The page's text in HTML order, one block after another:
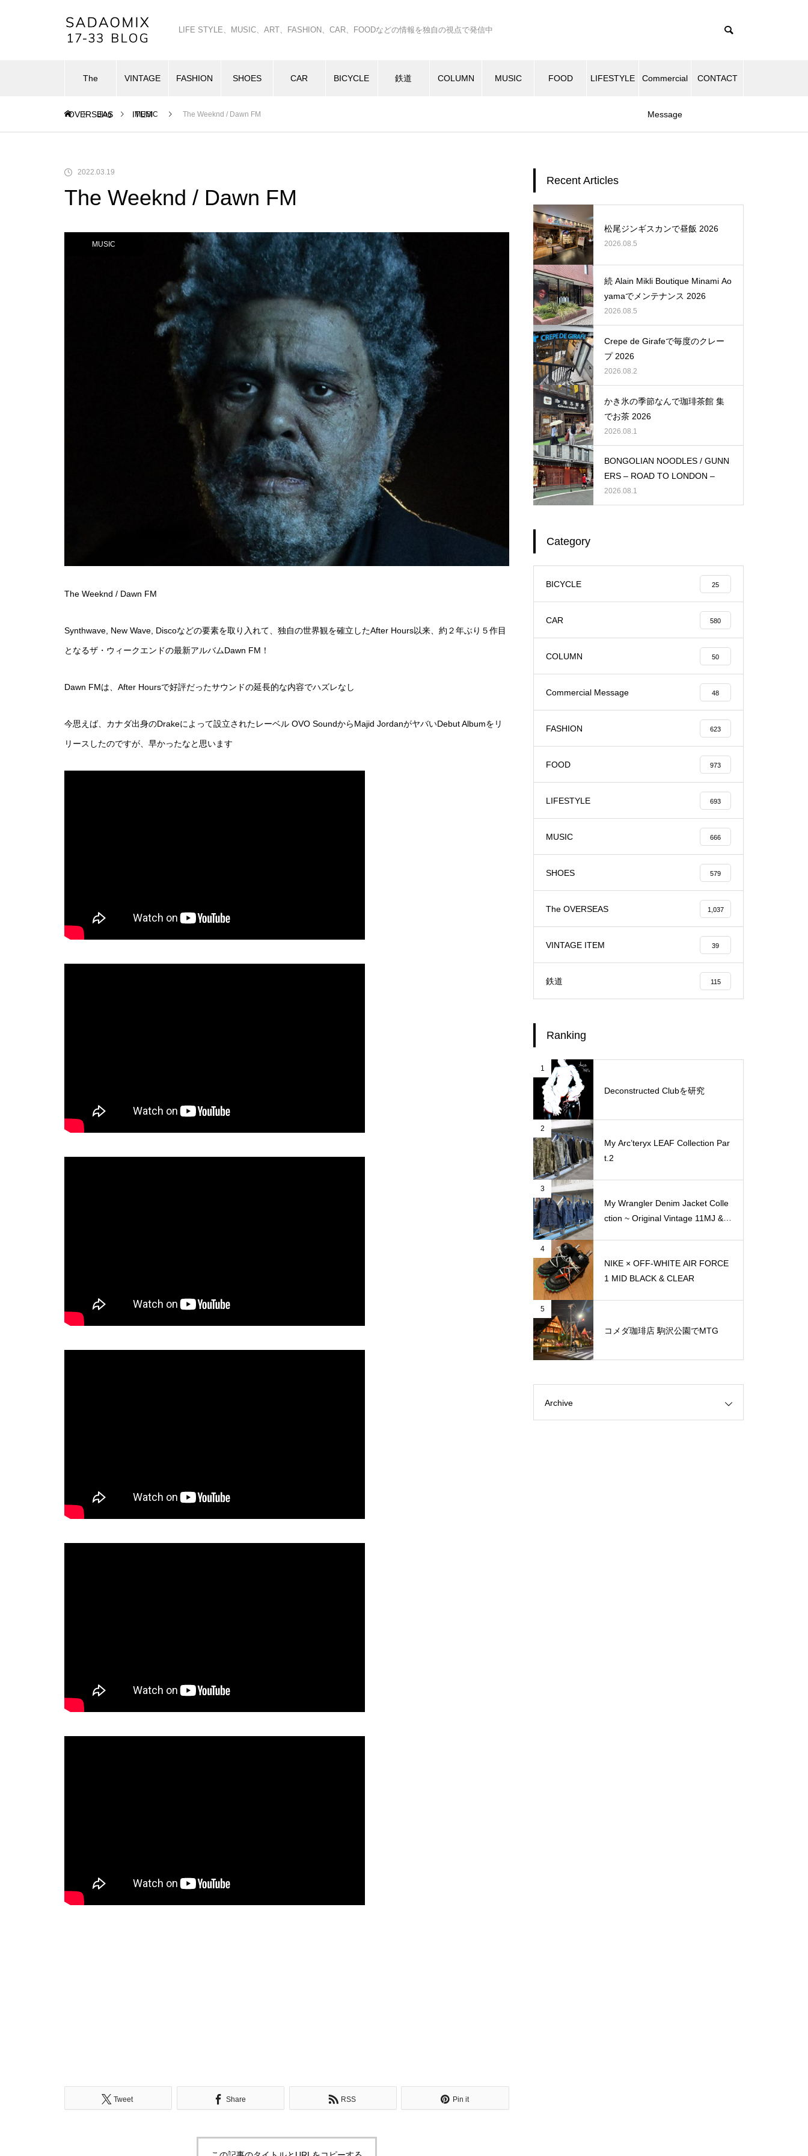
LIFE STYLE、MUSIC、ART、FASHION、CAR、FOODなどの情報を独自の視点で発信中
The
OVERSEAS
VINTAGE
ITEM
FASHION SHOES CAR BICYCLE 鉄道 COLUMN MUSIC FOOD LIFESTYLE Commercial
Message
CONTACT
Blog MUSIC The Weeknd / Dawn FM
2022.03.19
The Weeknd / Dawn FM
MUSIC
The Weeknd / Dawn FM
Synthwave, New Wave, Discoなどの要素を取り入れて、独自の世界観を確立したAfter Hours以来、約２年ぶり５作目
となるザ・ウィークエンドの最新アルバムDawn FM！
Dawn FMは、After Hoursで好評だったサウンドの延長的な内容でハズレなし
今思えば、カナダ出身のDrakeによって設立されたレーベル OVO SoundからMajid JordanがヤバいDebut Albumをリ
リースしたのですが、早かったなと思います
Tweet Share RSS Pin it
Recent Articles
松尾ジンギスカンで昼飯 2026
2026.08.5
続 Alain Mikli Boutique Minami Ao
yamaでメンテナンス 2026
2026.08.5
Crepe de Girafeで毎度のクレー
プ 2026
2026.08.2
かき氷の季節なんで珈琲茶館 集
でお茶 2026
2026.08.1
BONGOLIAN NOODLES / GUNN
ERS – ROAD TO LONDON –
2026.08.1
Category
BICYCLE 25
CAR 580
COLUMN 50
Commercial Message 48
FASHION 623
FOOD 973
LIFESTYLE 693
MUSIC 666
SHOES 579
The OVERSEAS 1,037
VINTAGE ITEM 39
鉄道 115
Ranking
1
Deconstructed Clubを研究
2
My Arc’teryx LEAF Collection Par
t.2
3
My Wrangler Denim Jacket Colle
ction ~ Original Vintage 11MJ & 1
4
NIKE × OFF-WHITE AIR FORCE
1 MID BLACK & CLEAR
5
コメダ珈琲店 駒沢公園でMTG
Archive